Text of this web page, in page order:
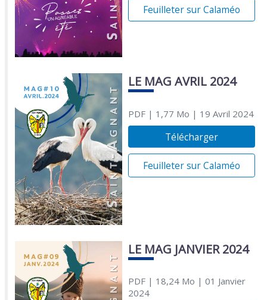
Feuilleter sur Calaméo
LE MAG AVRIL 2024
PDF| 1,77 Mo | 19 Avril 2024
Télécharger
Feuilleter sur Calaméo
LE MAG JANVIER 2024
PDF| 18,24 Mo | 01 Janvier
2024